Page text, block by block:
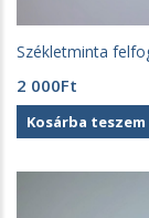
Székletminta
2 000Ft
Kosárba teszem